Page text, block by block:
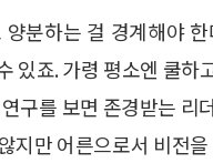
양분하는 걸 경계해야
있죠. 가령 평소엔 쿨
구를 보면 존경받는 리
지만 어른으로서 비전